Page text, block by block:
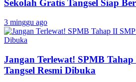
Sekolah Gratis Tangsel Siap
3 minggu ago
Jangan Terlewat! SPMB
Tangsel Resmi Dibuka